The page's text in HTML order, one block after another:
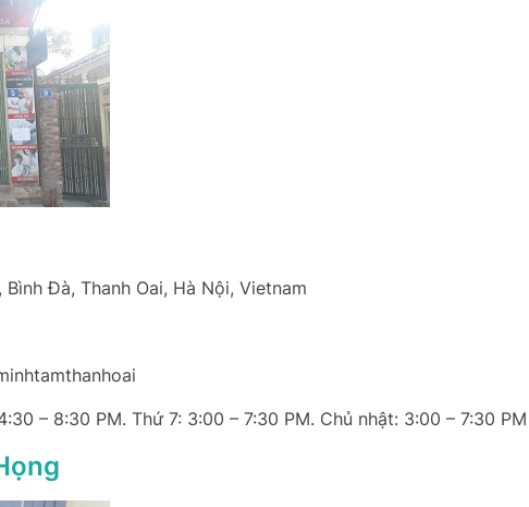
Đà, Thanh Oai, Hà Nội, Vietnam
– 8:30 PM. Thứ 7: 3:00 – 7:30 PM. Chủ nhật: 3:00 – 7:30 PM